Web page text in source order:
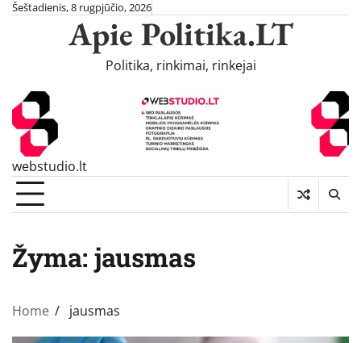
SkipŠeštadienis, 8 rugpjūčio, 2026
Apie Politika.LT
Politika, rinkimai, rinkejai
webstudio.lt
Žyma: jausmas
Home jausmas